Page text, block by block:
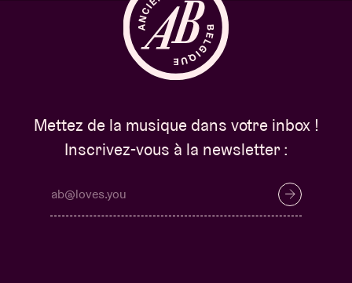
Mettez de la musique dans votre inbox !
Inscrivez-vous à la newsletter :